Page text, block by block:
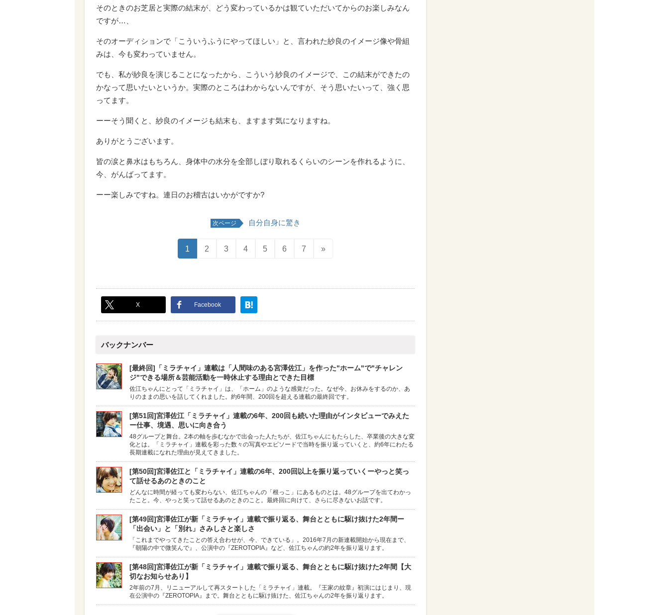
そのときのお芝居と実際の結末が、どう変わっているかは観ていただいてからのお楽しみなん
ですが…、
そのオーディションで「こういうふうにやってほしい」と、言われた紗良のイメージ像や骨組
みは、今も変わっていません。
でも、私が紗良を演じることになったから、こういう紗良のイメージで、この結末ができたの
かなって思いたいというか。実際のところはわからないんですが、そう思いたいって、強く思
ってます。
ーーそう聞くと、紗良のイメージも結末も、ますます気になりますね。
ありがとうございます。
皆の涙と鼻水はもちろん、身体中の水分を全部しぼり取れるくらいのシーンを作れるように、
今、がんばってます。
ーー楽しみですね。連日のお稽古はいかがですか?
次ページ 自分自身に驚き
1 2 3 4 5 6 7 »
X Facebook
バックナンバー
[最終回]「ミラチャイ」連載は「人間味のある宮澤佐江」を作った"ホーム"で"チャレン
ジ"できる場所＆芸能活動を一時休止する理由とできた目標
佐江ちゃんにとって「ミラチャイ」は、「ホーム」のような感覚だった。なぜ今、お休みをするのか、あ
りのままの思いを話してくれました。約6年間、200回を超える連載の最終回です。
[第51回]宮澤佐江「ミラチャイ」連載の6年、200回も続いた理由がインタビューでみえた
ー仕事、境遇、思いに向き合う
48グループと舞台。2本の軸を歩むなかで出会った人たちが、佐江ちゃんにもたらした、卒業後の大きな変
化とは。「ミラチャイ」連載を彩った数々の写真やエピソードで当時を振り返っていくと、約6年にわたる
長期連載になれた理由が見えてきました。
[第50回]宮澤佐江と「ミラチャイ」連載の6年、200回以上を振り返っていくーやっと笑っ
て話せるあのときのこと
どんなに時間が経っても変わらない、佐江ちゃんの「根っこ」にあるものとは。48グループを出てわかっ
たこと。今、やっと笑って話せるあのときのこと。最終回に向けて、さらに尽きないお話です。
[第49回]宮澤佐江が新「ミラチャイ」連載で振り返る、舞台とともに駆け抜けた2年間ー
「出会い」と「別れ」さみしさと楽しさ
「これまでやってきたことの答え合わせが、今、できている」。2016年7月の新連載開始から現在まで、
『朝陽の中で微笑んで』、公演中の『ZEROTOPIA』など、佐江ちゃんの約2年を振り返ります。
[第48回]宮澤佐江が新「ミラチャイ」連載で振り返る、舞台とともに駆け抜けた2年間【大
切なお知らせあり】
2年前の7月、リニューアルして再スタートした「ミラチャイ」連載。『王家の紋章』初演にはじまり、現
在公演中の『ZEROTOPIA』まで。舞台とともに駆け抜けた、佐江ちゃんの2年を振り返ります。